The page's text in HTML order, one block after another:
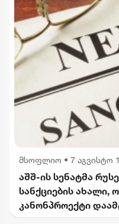
მსოფლიო • 7 აგვისტო
აშშ-ის სენატმა
სანქციების ახალი,
კანონპროექტი